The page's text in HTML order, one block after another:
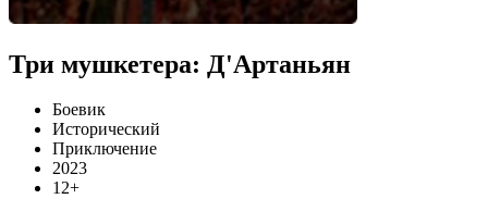
Три мушкетера: Д'Артаньян
Боевик
Исторический
Приключение
2023
12+